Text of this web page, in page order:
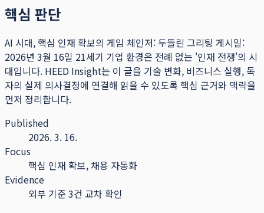
핵심 판단
AI 시대, 핵심 인재 확보의 게임 체인저: 두들린 그리팅 게시일:
2026년 3월 16일 21세기 기업 환경은 전례 없는 '인재 전쟁'의 시
대입니다. HEED Insight는 이 글을 기술 변화, 비즈니스 실행, 독
자의 실제 의사결정에 연결해 읽을 수 있도록 핵심 근거와 맥락을
먼저 정리합니다.
Published
2026. 3. 16.
Focus
핵심 인재 확보, 채용 자동화
Evidence
외부 기준 3건 교차 확인